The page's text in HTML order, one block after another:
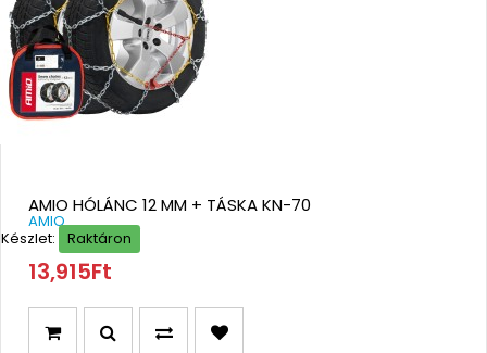
AMIO HÓLÁNC 12 MM + TÁSKA KN-70
AMIO
Készlet:
Raktáron
13,915Ft